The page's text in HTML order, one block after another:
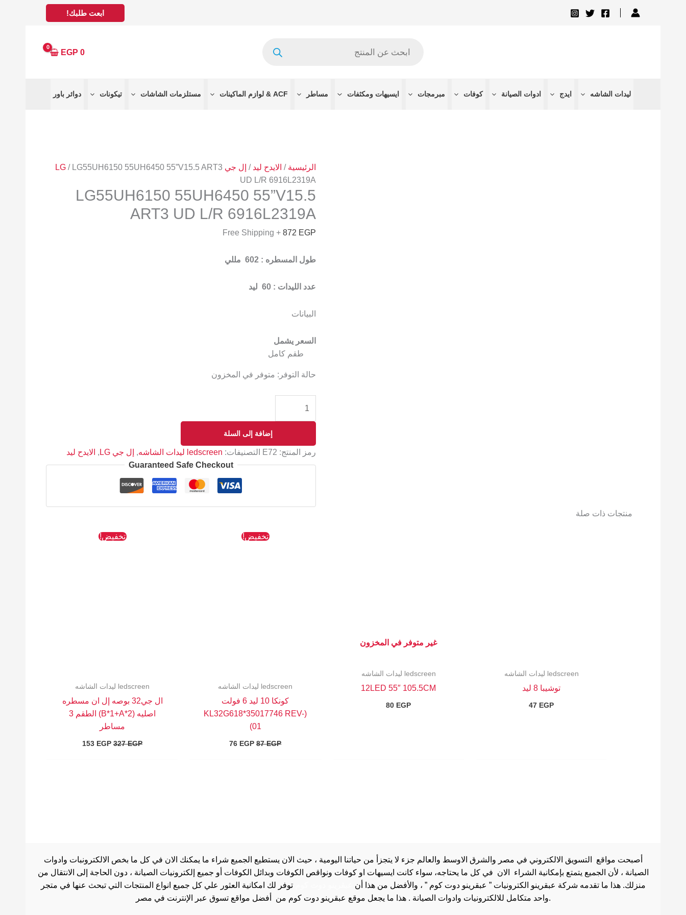
ابعت طلبك!
0
EGP
ليدات الشاشه ايدج ادوات الصيانة كوفات مبرمجات ايسيهات ومكثفات مساطر ACF & لوازم الماكينات مستلزمات الشاشات تيكونات دوائر باور
الرئيسية / الايدح ليد / إل جي LG / LG55UH6150 55UH6450 55”V15.5 ART3
UD L/R 6916L2319A
LG55UH6150 55UH6450 55”V15.5
ART3 UD L/R 6916L2319A
872 EGP
+ Free Shipping
طول المسطره : 602 مللي
عدد الليدات : 60 ليد
البيانات
السعر يشمل
طقم كامل
حالة التوفر: متوفر في المخزون
6916L2319A
إضافة إلى السلة
رمز المنتج: E72 التصنيفات: ledscreen ليدات الشاشه , إل جي LG , الايدح ليد
Guaranteed Safe Checkout
منتجات ذات صلة
ledscreen ليدات الشاشه
توشيبا 8 ليد
47 EGP
غير متوفر في المخزون
ledscreen ليدات الشاشه
12LED 55″ 105.5CM
80 EGP
تخفيض!
ledscreen ليدات الشاشه
كونكا 10 ليد 6 فولت
(KL32G618*35017746 REV-
01)
87EGP
السعر
الأصلي
76 EGP
تخفيض!
ledscreen ليدات الشاشه
ال جي32 بوصه إل ان مسطره
اصليه (B*1+A*2) الطقم 3
مساطر
327EGP
السعر
الأصلي
153 EGP
أصبحت مواقع التسويق الالكتروني في مصر والشرق الاوسط والعالم جزء لا يتجزأ من حياتنا اليومية ، حيث الان يستطيع الجميع شراء ما يمكنك الان في كل ما بخص الالكترونبات وادوات
الصيانة ، لأن الجميع يتمتع بإمكانية الشراء الان في كل ما يحتاجه، سواء كانت ايسيهات او كوفات ونواقص الكوفات وبدائل الكوفات أو جميع إلكترونيات الصيانة ، دون الحاجة إلى الانتقال من
منزلك. هذا ما تقدمه شركة عبقرينو الكترونيات ” عبقرينو دوت كوم ” ، والأفضل من هذا أن
توفر لك امكانية العثور علي كل جميع انواع المنتجات التي تبحث عنها في متجر
واحد متكامل للالكترونيات وادوات الصيانة . هذا ما يجعل موقع عبقرينو دوت كوم من أفضل مواقع تسوق عبر الإنترنت في مصر.